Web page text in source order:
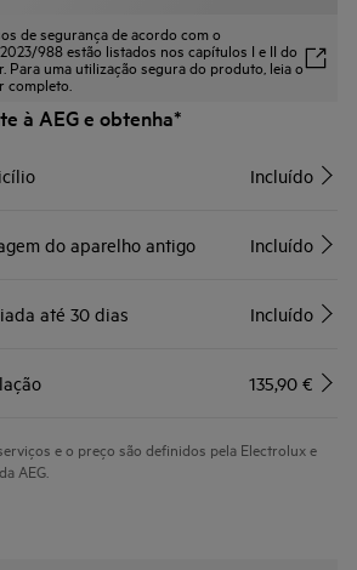
de segurança de acordo com o
988 estão listados nos capítulos I e II do
Para uma utilização segura do produto, leia o
completo.
à AEG e obtenha*
Incluído
do aparelho antigo Incluído
até 30 dias Incluído
135,90 €
e o preço são definidos pela Electrolux e
AEG.